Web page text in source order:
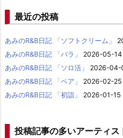
最近の投稿
あみのR&B日記 「ソフトクリーム」
あみのR&B日記 「バラ」
2026-05-14
あみのR&B日記 「ソロ活」
2026-04-
あみのR&B日記 「ペア」
2026-02-25
あみのR&B日記 「初詣」
2026-01-15
投稿記事の多いアーティス